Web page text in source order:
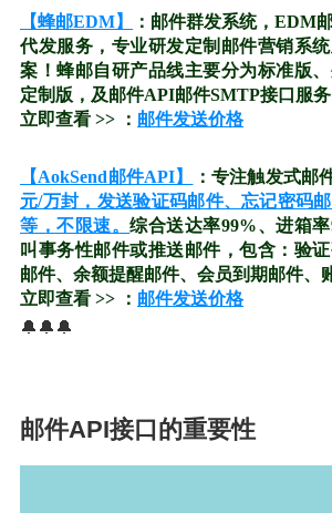
【蜂邮EDM】
：邮件群发系统，EDM
代发服务，专业研发定制邮件营销系
案！蜂邮自研产品线主要分为标准版、
定制版，及邮件API邮件SMTP接口服务
立即查看 >> ： 邮件发送价格
【AokSend邮件API】 ：专注触发式邮
元/万封，发送验证码邮件、忘记密码
等，不限速。综合送达率99%、进箱
叫事务性邮件或推送邮件，包含：验
邮件、余额提醒邮件、会员到期邮件、
立即查看 >> ： 邮件发送价格
🔔🔔🔔
邮件API接口的重要性